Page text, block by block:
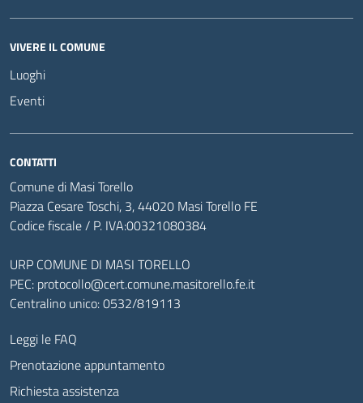
VIVERE IL COMUNE
Luoghi
Eventi
CONTATTI
Comune di Masi Torello
Piazza Cesare Toschi, 3, 44020 Masi Torello FE
Codice fiscale / P. IVA:00321080384
URP COMUNE DI MASI TORELLO
PEC: protocollo@cert.comune.masitorello.fe.it
Centralino unico: 0532/819113
Leggi le FAQ
Prenotazione appuntamento
Richiesta assistenza